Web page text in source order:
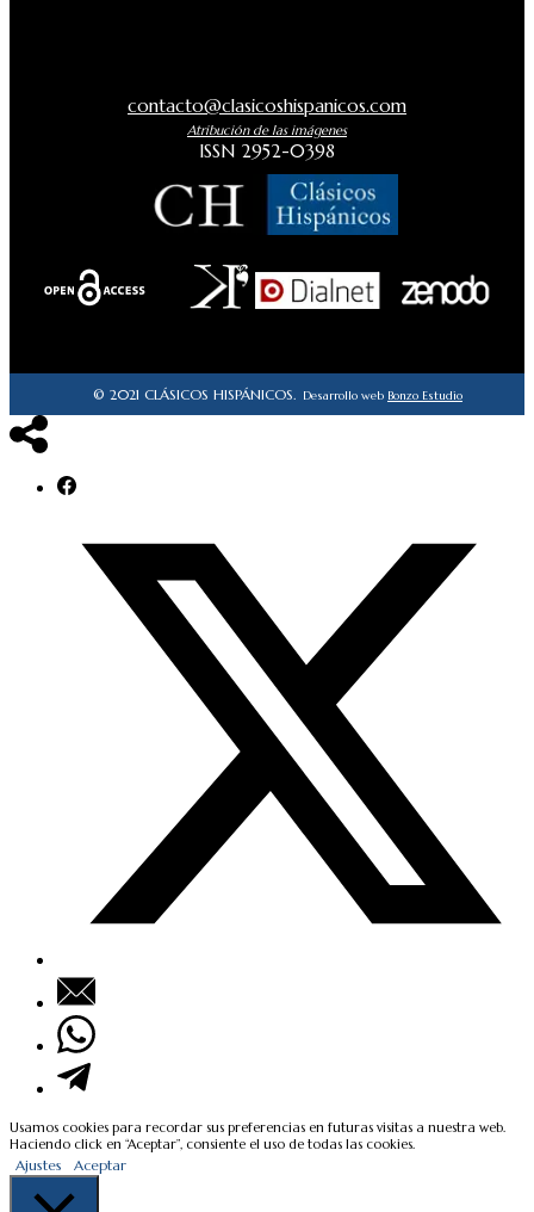
contacto@clasicoshispanicos.com
Atribución de las imágenes
ISSN 2952-0398
© 2021 CLÁSICOS HISPÁNICOS. Desarrollo web Bonzo Estudio
Usamos cookies para recordar sus preferencias en futuras visitas a nuestra web.
Haciendo click en “Aceptar”, consiente el uso de todas las cookies.
Ajustes Aceptar